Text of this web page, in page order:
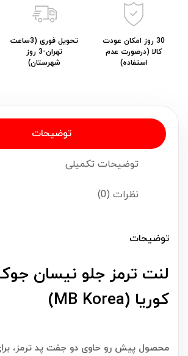
30 روز امکان عودت
کالا (درصورت عدم
استفاده)
تحویل فوری (3ساعت
تهران-3 روز
شهرستان)
توضیحات
توضیحات تکمیلی
نظرات (0)
توضیحات
لنت ترمز جلو نیسان
کوریا (MB Korea)
محصول پیش رو حاوی دو جفت پد ترمز،